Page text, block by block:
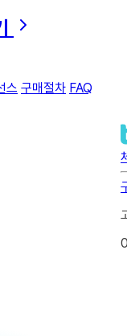
스 구매절차 FAQ